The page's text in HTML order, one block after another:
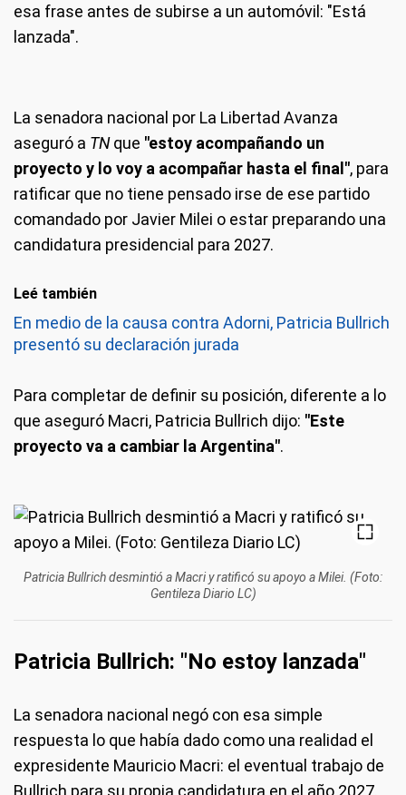
esa frase antes de subirse a un automóvil: "Está
lanzada".
La senadora nacional por La Libertad Avanza
aseguró a TNque "estoy acompañando un
proyecto y lo voy a acompañar hasta el final", para
ratificar que no tiene pensado irse de ese partido
comandado por Javier Milei o estar preparando una
candidatura presidencial para 2027.
Leé también
En medio de la causa contra Adorni, Patricia Bullrich
presentó su declaración jurada
Para completar de definir su posición, diferente a lo
que aseguró Macri, Patricia Bullrich dijo: "Este
proyecto va a cambiar la Argentina".
Patricia Bullrich desmintió a Macri y ratificó su apoyo a Milei. (Foto:
Gentileza Diario LC)
Patricia Bullrich: "No estoy lanzada"
La senadora nacional negó con esa simple
respuesta lo que había dado como una realidad el
expresidente Mauricio Macri: el eventual trabajo de
Bullrich para su propia candidatura en el año 2027.